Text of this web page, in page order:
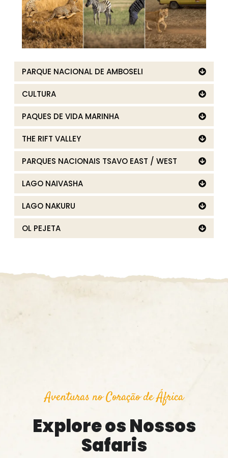
PARQUE NACIONAL DE AMBOSELI
CULTURA
PAQUES DE VIDA MARINHA
THE RIFT VALLEY
PARQUES NACIONAIS TSAVO EAST / WEST
LAGO NAIVASHA
LAGO NAKURU
OL PEJETA
Aventuras no Coração de África
Explore os Nossos
Safaris